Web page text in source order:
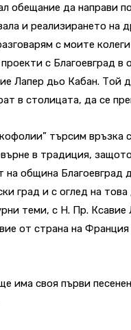
обещание да направи
и реализирането на
с моите
с Благоевград в
Лапер дьо Кабан. Той
в столицата, да се
търсим връзка
в традиция,
на община
град и с оглед на
теми, с Н. Пр.
от страна на Франция
има своя първи